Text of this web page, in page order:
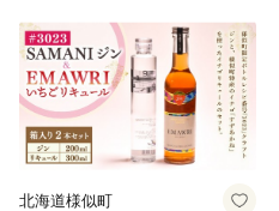
北海道様似町